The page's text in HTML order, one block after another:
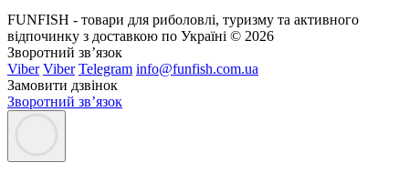
FUNFISH - товари для риболовлі, туризму та активного
відпочинку з доставкою по Україні © 2026
Зворотний зв’язок
Viber Viber Telegram info@funfish.com.ua
Замовити дзвінок
Зворотний зв’язок